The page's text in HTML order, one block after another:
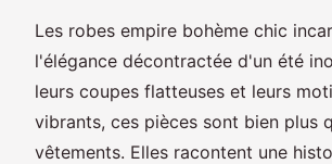
Les robes empire bohème chic
l'élégance décontractée d'un été
leurs coupes flatteuses et leurs
vibrants, ces pièces sont bien plus
vêtements. Elles racontent une